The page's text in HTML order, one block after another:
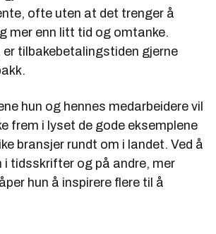
ofte uten at det trenger å
mer enn litt tid og omtanke.
er tilbakebetalingstiden gjerne
hun og hennes medarbeidere vil
frem i lyset de gode eksemplene
bransjer rundt om i landet. Ved å
i tidsskrifter og på andre, mer
hun å inspirere flere til å